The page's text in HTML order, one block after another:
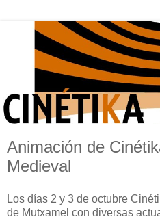
Animación de
Medieval
Los días 2 y 3 de octubre
de Mutxamel con diversas